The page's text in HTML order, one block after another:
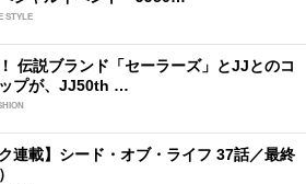
STYLE
伝説ブランド「セーラーズ」とJJとのコ
プが、JJ50th …
ク連載】シード・オブ・ライフ 37話／最終